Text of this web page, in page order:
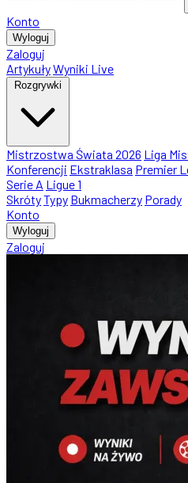
Konto
Wyloguj
Zaloguj
ArtykułyWyniki Live
Rozgrywki
Mistrzostwa Świata 2026 Liga
Konferencji Ekstraklasa Premier
Serie A Ligue 1
SkrótyTypy Bukmacherzy Porady
Konto
Wyloguj
Zaloguj